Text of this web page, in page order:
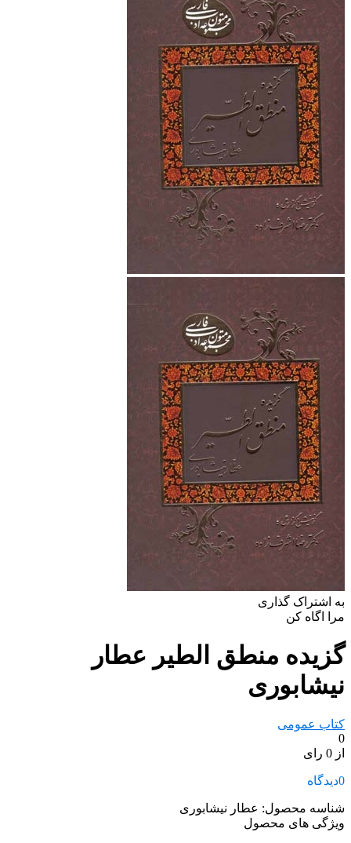
به اشتراک گذاری
مرا اگاه کن
گزیده منطق الطیر عطار
نیشابوری
کتاب عمومی
0
از 0 رای
0دیدگاه
شناسه محصول: عطار نیشابوری
ویژگی های محصول